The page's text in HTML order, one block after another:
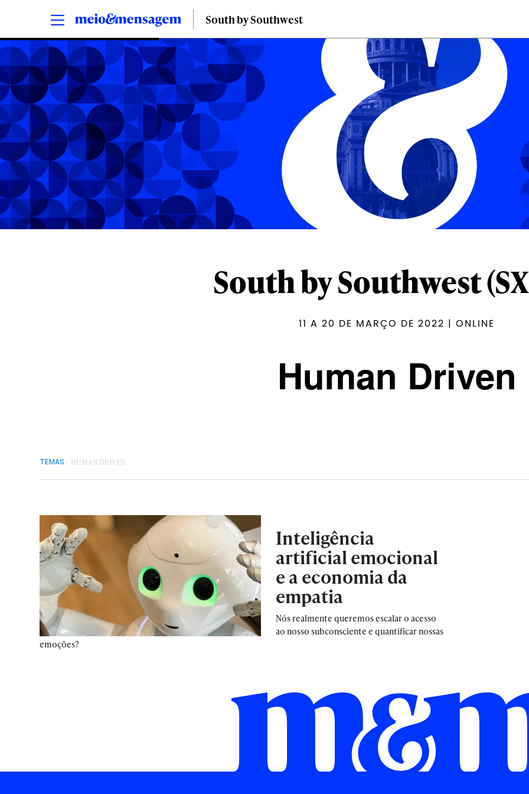
South by Southwest
South by Southwest
11 A 20 DE MARÇO DE 2022 | ONLINE
Human Driven
TEMAS / HUMAN DRIVEN
Inteligência
artificial emocional
e a economia da
empatia
Nós realmente queremos escalar o acesso
ao nosso subconsciente e quantificar nossas
emoções?